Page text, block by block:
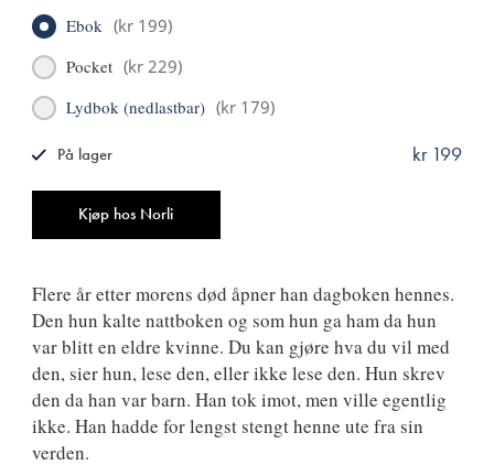
Ebok (kr 199)
Pocket (kr 229)
Lydbok (nedlastbar) (kr 179)
Kjøp hos Norli
kr 199
På lager
Flere år etter morens død åpner han dagboken hennes.
Den hun kalte nattboken og som hun ga ham da hun
var blitt en eldre kvinne. Du kan gjøre hva du vil med
den, sier hun, lese den, eller ikke lese den. Hun skrev
den da han var barn. Han tok imot, men ville egentlig
ikke. Han hadde for lengst stengt henne ute fra sin
verden.